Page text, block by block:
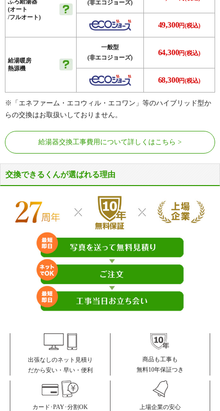
ふろ給湯器
(オート
/フルオート)
(非エコジョーズ)
49,300円(税込)
給湯暖房
熱源機
一般型
(非エコジョーズ)
64,300円(税込)
68,300円(税込)
※「エネファーム・エコウィル・エコワン」等のハイブリッド型か
らの交換はお取扱いしておりません。
給湯器交換工事費用について詳しくはこちら
交換できるくんが選ばれる理由
出張なしのネット見積り
だから安い・早い・便利
商品も工事も
無料10年保証つき
カード･PAY･分割OK
上場企業の安心